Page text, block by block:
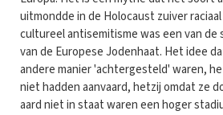
uitmondde in de Holocaust zuiver
cultureel antisemitisme was een van
van de Europese Jodenhaat. Het idee
andere manier 'achtergesteld' waren,
niet hadden aanvaard, hetzij omdat ze
aard niet in staat waren een hoger